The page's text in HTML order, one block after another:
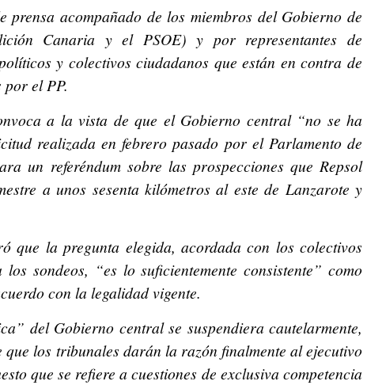
prensa acompañado de los miembros del Gobierno de
Canaria y el PSOE) y por representantes de
y colectivos ciudadanos que están en contra de
el PP.
a la vista de que el Gobierno central “no se ha
realizada en febrero pasado por el Parlamento de
un referéndum sobre las prospecciones que Repsol
a unos sesenta kilómetros al este de Lanzarote y
que la pregunta elegida, acordada con los colectivos
sondeos, “es lo suficientemente consistente” como
con la legalidad vigente.
del Gobierno central se suspendiera cautelarmente,
que los tribunales darán la razón finalmente al ejecutivo
que se refiere a cuestiones de exclusiva competencia